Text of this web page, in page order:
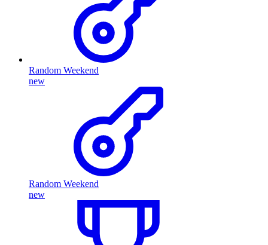
Random Weekend
new
Random Weekend
new